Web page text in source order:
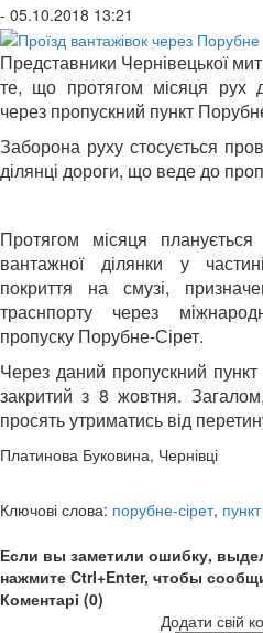
- 05.10.2018 13:21
Представники Чернівецької
те, що протягом місяця рух
через пропускний пункт
Заборона руху стосується
ділянці дороги, що веде до
Протягом місяця
вантажної ділянки у
покриття на смузі,
траснпорту через
пропуску Порубне-Сірет.
Через даний пропускний
закритий з 8 жовтня. Загалом,
просять утриматись від
Платинова Буковина, Чернівці
Ключові слова: порубне-сірет,
Если вы заметили ошибку,
нажмите Ctrl+Enter, чтобы
Коментарі (0)
Додати свій